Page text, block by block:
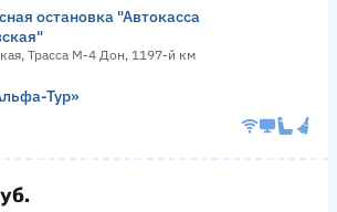
остановка "Автокасса
Трасса М-4 Дон, 1197-й км
Тур»